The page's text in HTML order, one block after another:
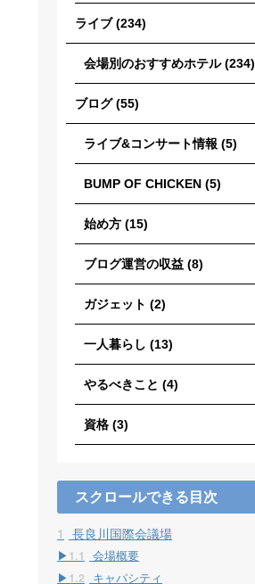
ライブ (234)
会場別のおすすめホテル (234)
ブログ (55)
ライブ&コンサート情報 (5)
BUMP OF CHICKEN (5)
始め方 (15)
ブログ運営の収益 (8)
ガジェット (2)
一人暮らし (13)
やるべきこと (4)
資格 (3)
スクロールできる目次
1 長良川国際会議場
1.1
会場概要
1.2
キャパシティ